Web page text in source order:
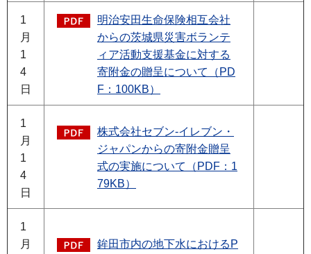
1
月
1
4
日
明治安田生命保険相互会社
からの茨城県災害ボランテ
ィア活動支援基金に対する
寄附金の贈呈について（PD
F：100KB）
1
月
1
4
日
株式会社セブン-イレブン・
ジャパンからの寄附金贈呈
式の実施について（PDF：1
79KB）
1
月
鉾田市内の地下水におけるP